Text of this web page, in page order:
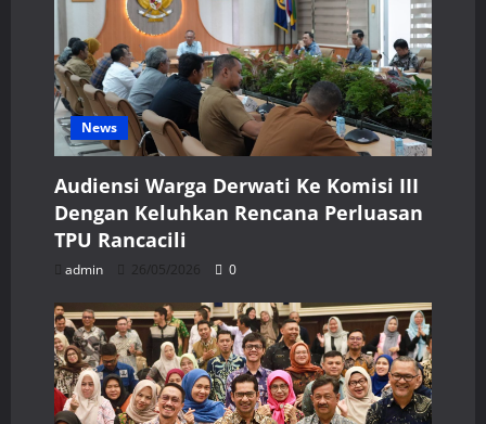
News
Audiensi Warga Derwati Ke Komisi III
Dengan Keluhkan Rencana Perluasan
TPU Rancacili
admin 26/05/2026 0